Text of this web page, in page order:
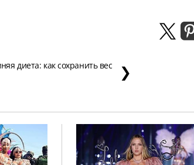
диета: как сохранить вес ❯